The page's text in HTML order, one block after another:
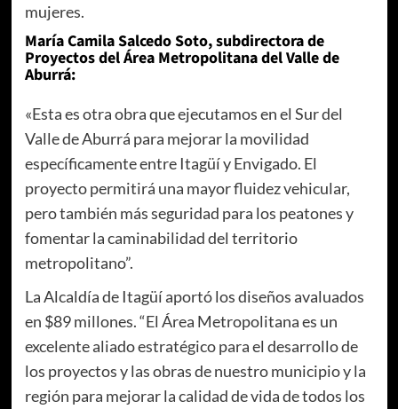
mujeres.
María Camila Salcedo Soto, subdirectora de
Proyectos del Área Metropolitana del Valle de
Aburrá:
«Esta es otra obra que ejecutamos en el Sur del
Valle de Aburrá para mejorar la movilidad
específicamente entre Itagüí y Envigado. El
proyecto permitirá una mayor fluidez vehicular,
pero también más seguridad para los peatones y
fomentar la caminabilidad del territorio
metropolitano”.
La Alcaldía de Itagüí aportó los diseños avaluados
en $89 millones. “El Área Metropolitana es un
excelente aliado estratégico para el desarrollo de
los proyectos y las obras de nuestro municipio y la
región para mejorar la calidad de vida de todos los